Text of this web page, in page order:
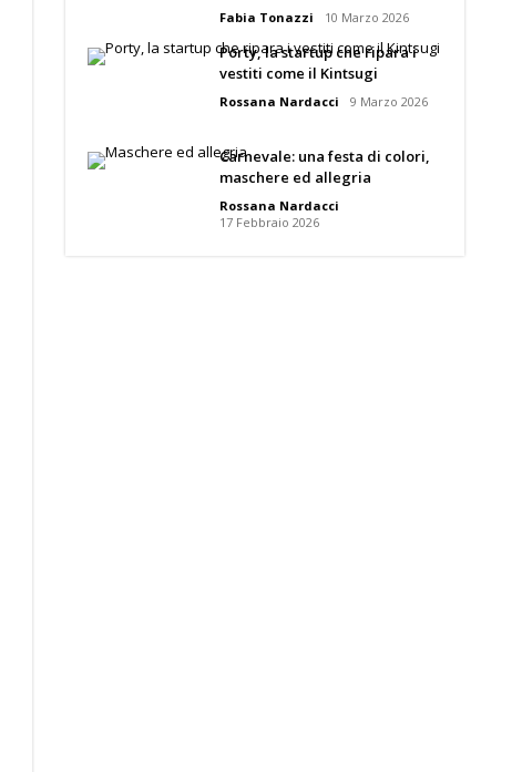
Fabia Tonazzi 10 Marzo 2026
Porty, la startup che ripara i
vestiti come il Kintsugi
Rossana Nardacci 9 Marzo 2026
Carnevale: una festa di colori,
maschere ed allegria
Rossana Nardacci
17 Febbraio 2026